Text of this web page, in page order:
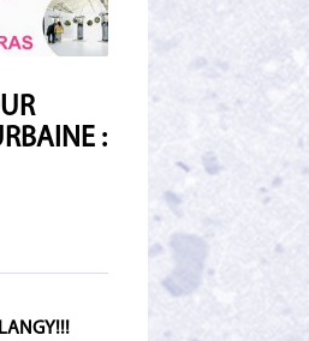
: